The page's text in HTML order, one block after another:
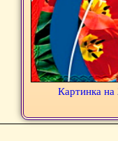
Картинка на